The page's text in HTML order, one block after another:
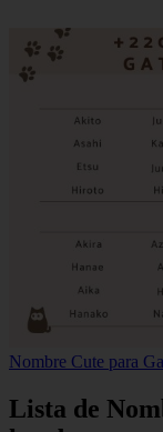
Nombre Cute para
Lista de